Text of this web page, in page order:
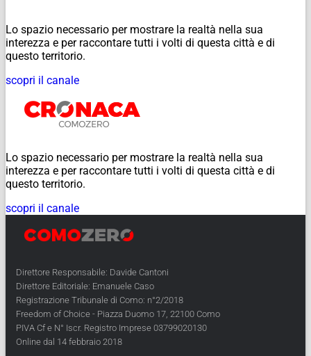
Lo spazio necessario per mostrare la realtà nella sua
interezza e per raccontare tutti i volti di questa città e di
questo territorio.
scopri il canale
Lo spazio necessario per mostrare la realtà nella sua
interezza e per raccontare tutti i volti di questa città e di
questo territorio.
scopri il canale
Direttore Responsabile: Davide Cantoni
Direttore Editoriale: Emanuele Caso
Registrazione Tribunale di Como: n°2/2018
Freedom of Choice - Piazza Duomo 17, 22100 Como
PIVA Cf e N° Iscr. Registro Imprese 03799020130
Online dal 14 febbraio 2018